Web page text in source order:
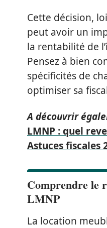
Cette décision,
peut avoir un
la rentabilité de
Pensez à bien
spécificités de
optimiser sa
A découvrir
LMNP : quel
Astuces fiscales
Comprendre le
LMNP
La location